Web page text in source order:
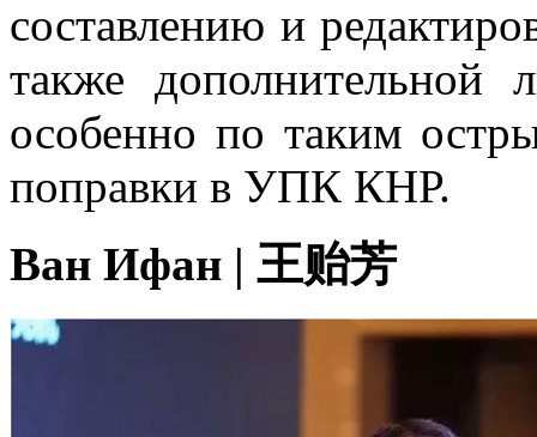
составлению и
также дополнительной
особенно по таким
поправки в УПК КНР.
Ван Ифан | 王贻芳